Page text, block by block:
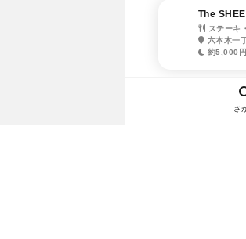
The
ステーキ
六本木一
約5,000円
さ